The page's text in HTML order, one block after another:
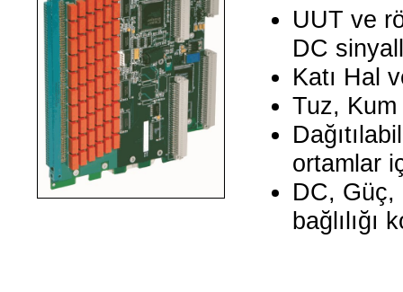
UUT ve
DC
Katı Hal
Tuz, Kum
ortamlar
DC, Güç,
bağlılığı